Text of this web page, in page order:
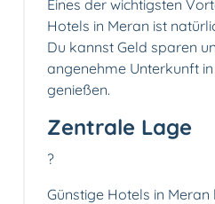
Eines der wichtigsten
Hotels in Meran ist
Du kannst Geld sparen
angenehme Unterkunft
genießen.
Zentrale Lage
?
Günstige Hotels in